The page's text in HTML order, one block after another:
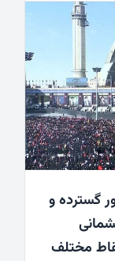
گسترده و
مختلف